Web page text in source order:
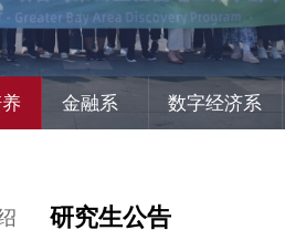
金融系 数字经济系
研究生公告